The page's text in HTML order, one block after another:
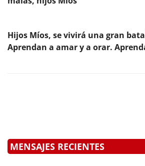
Hijos Míos, se vivirá una gran
Aprendan a amar y a orar.
MENSAJES RECIENTES